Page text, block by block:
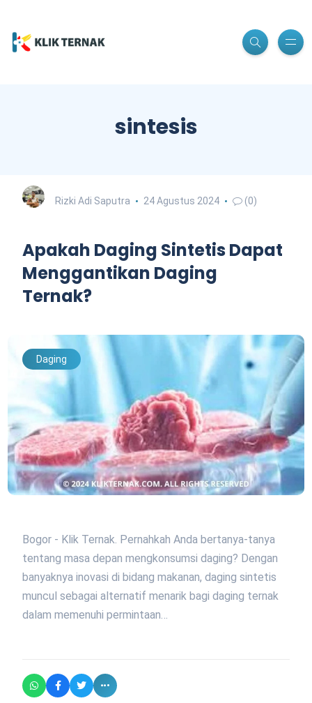
sintesis
Rizki Adi Saputra 24 Agustus 2024 (0)
Apakah Daging Sintetis Dapat
Menggantikan Daging
Ternak?
Daging
Bogor - Klik Ternak. Pernahkah Anda bertanya-tanya
tentang masa depan mengkonsumsi daging? Dengan
banyaknya inovasi di bidang makanan, daging sintetis
muncul sebagai alternatif menarik bagi daging ternak
dalam memenuhi permintaan…